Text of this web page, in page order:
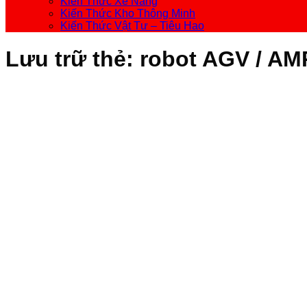
Kiến Thức Kho Thông Minh
Kiến Thức Vật Tư – Tiêu Hao
Lưu trữ thẻ: robot AGV /